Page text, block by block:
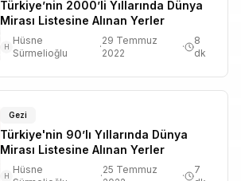
Türkiye’nin 2000’li Yıllarında Dünya
Mirası Listesine Alınan Yerler
H
Hüsne
Sürmelioğlu
·
29 Temmuz
2022
·
8
dk
Gezi
Türkiye'nin 90’lı Yıllarında Dünya
Mirası Listesine Alınan Yerler
H
Hüsne
·
25 Temmuz
·
7